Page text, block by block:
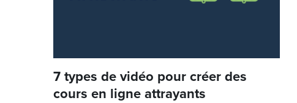
7 types de vidéo pour créer des
cours en ligne attrayants